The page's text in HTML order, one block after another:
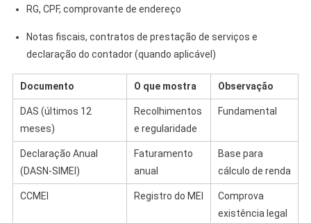
RG, CPF, comprovante de endereço
Notas fiscais, contratos de prestação de serviços e
declaração do contador (quando aplicável)
Documento O que mostra Observação
DAS (últimos 12
meses)
Recolhimentos
e regularidade
Fundamental
Declaração Anual
(DASN‑SIMEI)
Faturamento
anual
Base para
cálculo de renda
CCMEI Registro do MEI
Comprova
existência legal